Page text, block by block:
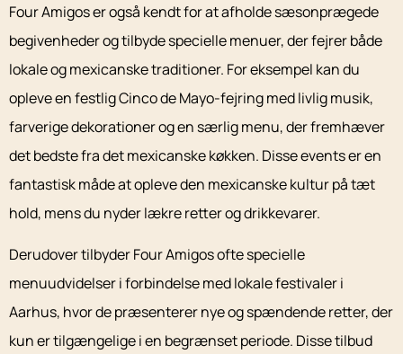
Four Amigos er også kendt for at afholde sæsonprægede
begivenheder og tilbyde specielle menuer, der fejrer både
lokale og mexicanske traditioner. For eksempel kan du
opleve en festlig Cinco de Mayo-fejring med livlig musik,
farverige dekorationer og en særlig menu, der fremhæver
det bedste fra det mexicanske køkken. Disse events er en
fantastisk måde at opleve den mexicanske kultur på tæt
hold, mens du nyder lækre retter og drikkevarer.
Derudover tilbyder Four Amigos ofte specielle
menuudvidelser i forbindelse med lokale festivaler i
Aarhus, hvor de præsenterer nye og spændende retter, der
kun er tilgængelige i en begrænset periode. Disse tilbud